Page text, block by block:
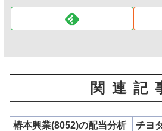
関連記
椿本興業(8052)の配当分析
チヨ